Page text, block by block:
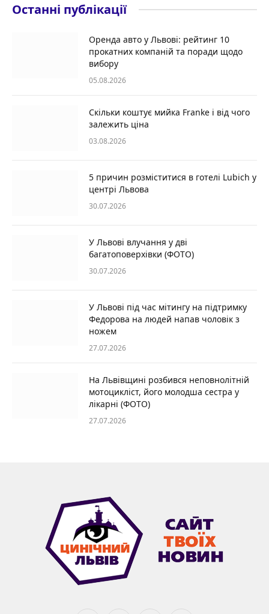
Останні публікації
Оренда авто у Львові: рейтинг 10
прокатних компаній та поради щодо
вибору
05.08.2026
Скільки коштує мийка Franke і від чого
залежить ціна
03.08.2026
5 причин розміститися в готелі Lubich у
центрі Львова
30.07.2026
У Львові влучання у дві
багатоповерхівки (ФОТО)
30.07.2026
У Львові під час мітингу на підтримку
Федорова на людей напав чоловік з
ножем
27.07.2026
На Львівщині розбився неповнолітній
мотоцикліст, його молодша сестра у
лікарні (ФОТО)
27.07.2026